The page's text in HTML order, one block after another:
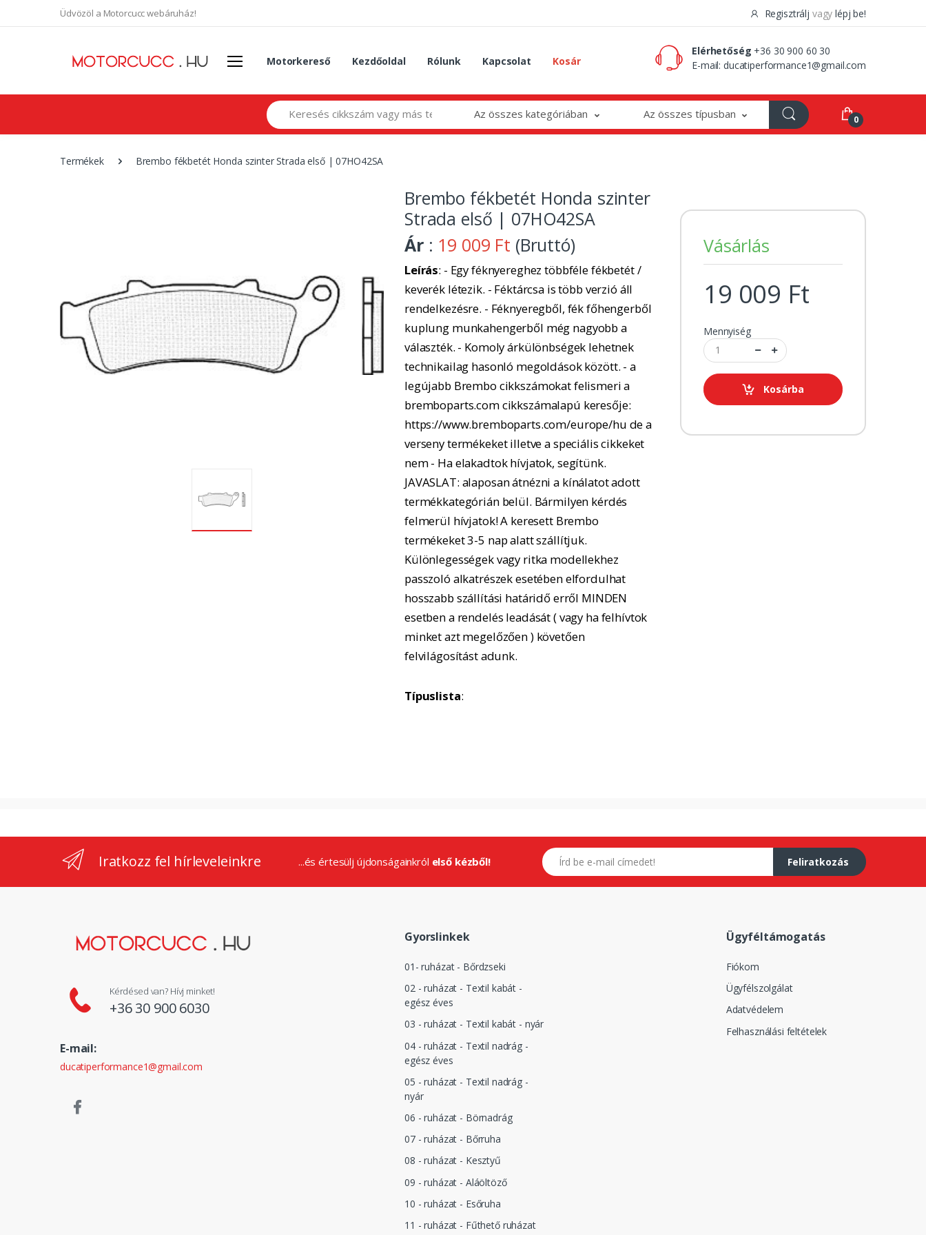
Üdvözöl a Motorcucc webáruház! Regisztrálj vagy lépj be!
Motorkereső Kezdőoldal Rólunk Kapcsolat Kosár
Elérhetőség +36 30 900 60 30
E-mail:ducatiperformance1@gmail.com
Search Az összes kategóriában Az összes típusban 0
Termékek Brembo fékbetét Honda szinter Strada első | 07HO42SA
Brembo fékbetét Honda szinter
Strada első | 07HO42SA
Ár : 19 009 Ft (Bruttó)
Leírás: - Egy féknyereghez többféle fékbetét /
keverék létezik. - Féktárcsa is több verzió áll
rendelkezésre. - Féknyeregből, fék főhengerből
kuplung munkahengerből még nagyobb a
választék. - Komoly árkülönbségek lehetnek
technikailag hasonló megoldások között. - a
legújabb Brembo cikkszámokat felismeri a
bremboparts.com cikkszámalapú keresője:
https://www.bremboparts.com/europe/hu de a
verseny termékeket illetve a speciális cikkeket
nem - Ha elakadtok hívjatok, segítünk.
JAVASLAT: alaposan átnézni a kínálatot adott
termékkategórián belül. Bármilyen kérdés
felmerül hívjatok! A keresett Brembo
termékeket 3-5 nap alatt szállítjuk.
Különlegességek vagy ritka modellekhez
passzoló alkatrészek esetében elfordulhat
hosszabb szállítási határidő erről MINDEN
esetben a rendelés leadását ( vagy ha felhívtok
minket azt megelőzően ) követően
felvilágosítást adunk.
Típuslista:
Vásárlás
19 009 Ft
Mennyiség
Kosárba
Iratkozz fel hírleveleinkre ...és értesülj újdonságainkról első kézből!
E-mail címed
Feliratkozás
Kérdésed van? Hívj minket!
+36 30 900 6030
E-mail:
ducatiperformance1@gmail.com
Gyorslinkek
01- ruházat - Bőrdzseki
02 - ruházat - Textil kabát -
egész éves
03 - ruházat - Textil kabát - nyár
04 - ruházat - Textil nadrág -
egész éves
05 - ruházat - Textil nadrág -
nyár
06 - ruházat - Börnadrág
07 - ruházat - Bőrruha
08 - ruházat - Kesztyű
09 - ruházat - Aláöltöző
10 - ruházat - Esőruha
11 - ruházat - Fűthető ruházat
Ügyféltámogatás
Fiókom
Ügyfélszolgálat
Adatvédelem
Felhasználási feltételek